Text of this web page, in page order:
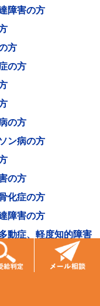
障害の方
方
の方
の方
ン病の方
の方
化症の方
障害の方
動症、軽度知的障害
の方